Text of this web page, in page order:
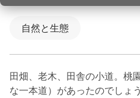
す
自然と生態
田畑、老木、田舎の小道。桃
な一本道）があったのでしょ